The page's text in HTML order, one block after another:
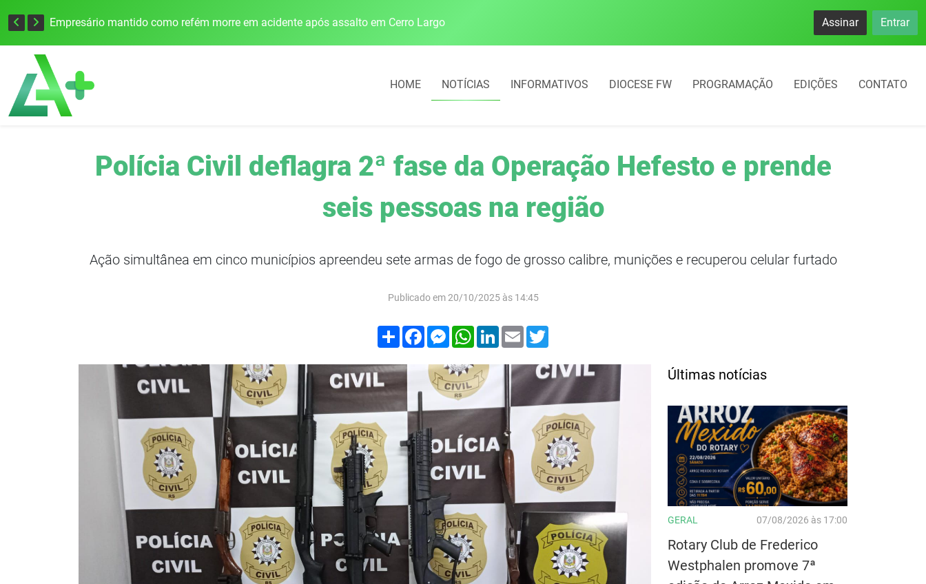
Empresário mantido como refém morre em acidente após assalto em Cerro Largo Cobrança do estacionamento rotativo começará em 10 dias em Frederico
Assinar Entrar
HOME NOTÍCIAS INFORMATIVOS DIOCESE FW PROGRAMAÇÃO EDIÇÕES CONTATO
Polícia Civil deflagra 2ª fase da Operação Hefesto e prende
seis pessoas na região
Ação simultânea em cinco municípios apreendeu sete armas de fogo de grosso calibre, munições e recuperou celular furtado
Publicado em 20/10/2025 às 14:45
Compartilhar
FacebookMessenger
WhatsApp
LinkedIn
Email
Últimas notícias
GERAL 07/08/2026 às 17:00
Rotary Club de Frederico
Westphalen promove 7ª